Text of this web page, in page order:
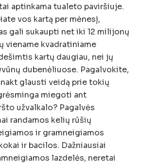
aptinkama tualeto paviršiuje.
vos kartą per mėnesį,
gali sukaupti net iki 12 milijonų
viename kvadratiniame
kartų daugiau, nei jų
dubenėliuose. Pagalvokite,
glausti veidą prie tokių
miegoti ant
užvalkalo? Pagalvės
randamos kelių rūšių
ir gramneigiamos
ir bacilos. Dažniausiai
lazdelės, neretai